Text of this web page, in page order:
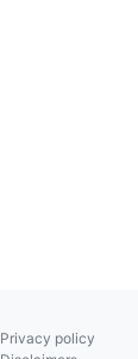
Privacy policy